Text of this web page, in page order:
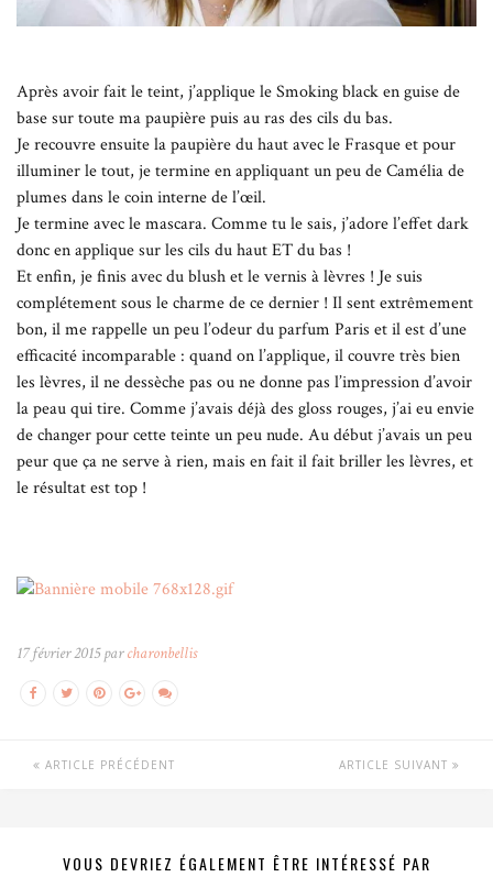
Après avoir fait le teint, j’applique le Smoking black en guise de
base sur toute ma paupière puis au ras des cils du bas.
Je recouvre ensuite la paupière du haut avec le Frasque et pour
illuminer le tout, je termine en appliquant un peu de Camélia de
plumes dans le coin interne de l’œil.
Je termine avec le mascara. Comme tu le sais, j’adore l’effet dark
donc en applique sur les cils du haut ET du bas !
Et enfin, je finis avec du blush et le vernis à lèvres ! Je suis
complétement sous le charme de ce dernier ! Il sent extrêmement
bon, il me rappelle un peu l’odeur du parfum Paris et il est d’une
efficacité incomparable : quand on l’applique, il couvre très bien
les lèvres, il ne dessèche pas ou ne donne pas l’impression d’avoir
la peau qui tire. Comme j’avais déjà des gloss rouges, j’ai eu envie
de changer pour cette teinte un peu nude. Au début j’avais un peu
peur que ça ne serve à rien, mais en fait il fait briller les lèvres, et
le résultat est top !
17 février 2015 parcharonbellis
ARTICLE PRÉCÉDENT ARTICLE SUIVANT
VOUS DEVRIEZ ÉGALEMENT ÊTRE INTÉRESSÉ PAR